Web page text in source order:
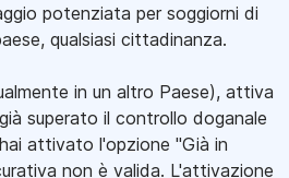
potenziata per soggiorni di
qualsiasi cittadinanza.
in un altro Paese), attiva
superato il controllo doganale
attivato l'opzione "Già in
non è valida. L'attivazione